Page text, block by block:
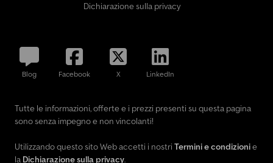
Dichiarazione sulla privacy
Blog Facebook X LinkedIn
Tutte le informazioni, offerte e i prezzi presenti su questa pagina
sono senza impegno e non vincolanti!
Utilizzando questo sito Web accetti i nostri Termini e condizionie
la Dichiarazione sulla privacy.